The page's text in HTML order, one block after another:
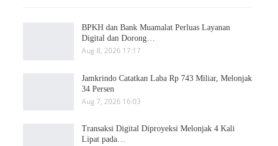
BPKH dan Bank Muamalat Perluas Layanan
Digital dan Dorong…
Aug 8, 2026 17:17
Jamkrindo Catatkan Laba Rp 743 Miliar, Melonjak
34 Persen
Aug 7, 2026 16:03
Transaksi Digital Diproyeksi Melonjak 4 Kali
Lipat pada…